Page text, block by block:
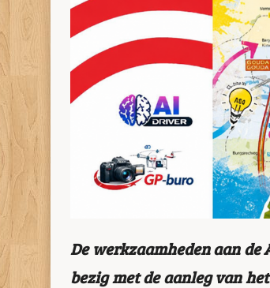
De werkzaamheden aan
bezig met de aanleg van